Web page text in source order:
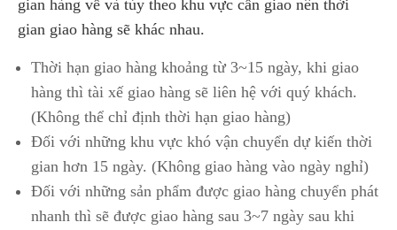
gian hàng về và tùy theo khu vực cần giao nên thời
gian giao hàng sẽ khác nhau.
Thời hạn giao hàng khoảng từ 3~15 ngày, khi giao
hàng thì tài xế giao hàng sẽ liên hệ với quý khách.
(Không thể chỉ định thời hạn giao hàng)
Đối với những khu vực khó vận chuyển dự kiến thời
gian hơn 15 ngày. (Không giao hàng vào ngày nghỉ)
Đối với những sản phẩm được giao hàng chuyển phát
nhanh thì sẽ được giao hàng sau 3~7 ngày sau khi